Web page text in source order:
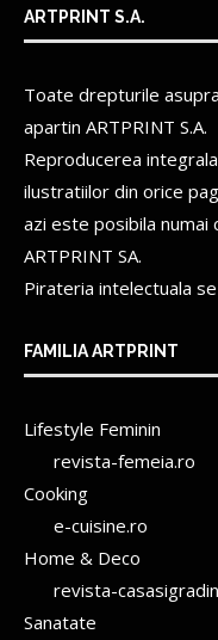
ARTPRINT S.A.
Toate drepturile
apartin ARTPRINT S.A.
Reproducerea
ilustratiilor din orice
azi este posibila numai
ARTPRINT SA.
Pirateria intelectuala
FAMILIA ARTPRINT
Lifestyle Feminin
revista-femeia.ro
Cooking
e-cuisine.ro
Home & Deco
revista-
Sanatate